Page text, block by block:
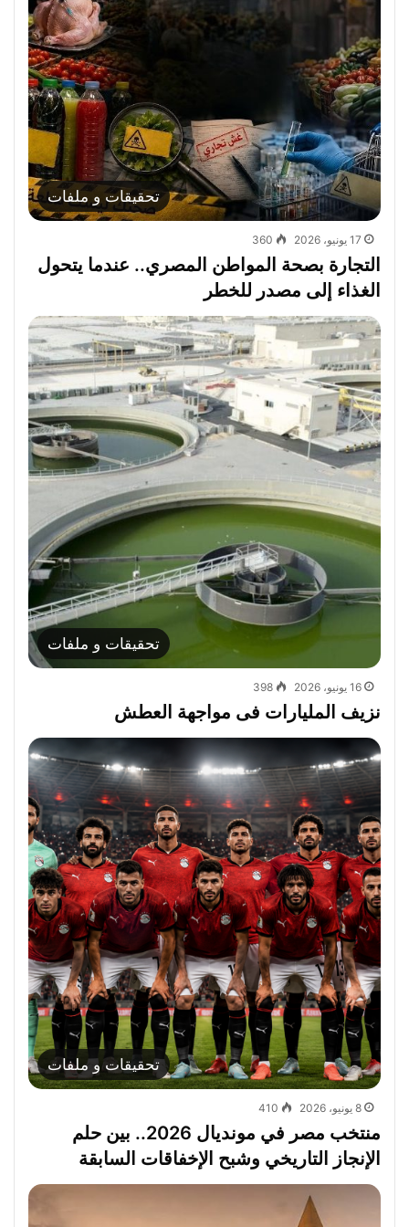
تحقيقات و ملفات
17 يونيو، 2026 360
التجارة بصحة المواطن المصري.. عندما يتحول
الغذاء إلى مصدر للخطر
تحقيقات و ملفات
16 يونيو، 2026 398
نزيف المليارات فى مواجهة العطش
تحقيقات و ملفات
8 يونيو، 2026 410
منتخب مصر في مونديال 2026.. بين حلم
الإنجاز التاريخي وشبح الإخفاقات السابقة